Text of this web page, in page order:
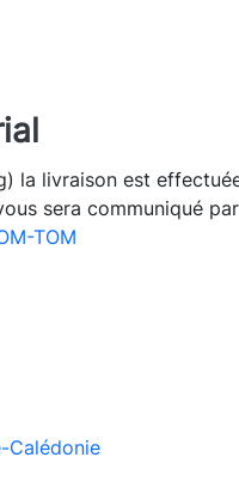
la livraison est
sera communiqué
TOM
Calédonie